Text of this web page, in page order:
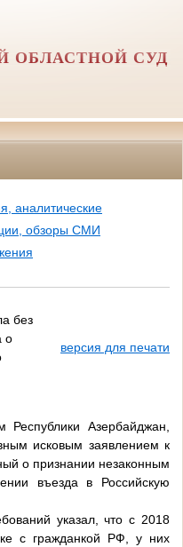
ОБЛАСТНОЙ СУД
аналитические
обзоры СМИ
без
о
версия для печати
Азербайджан,
исковым заявлением к
о признании незаконным
въезда в Российскую
указал, что с 2018
с гражданкой РФ, у них